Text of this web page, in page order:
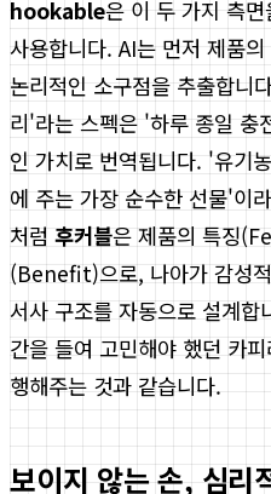
hookable은 이 두 가지 측
사용합니다. AI는 먼저 제품
논리적인 소구점을 추출합
리'라는 스펙은 '하루 종일 충
인 가치로 번역됩니다. '유기
에 주는 가장 순수한 선물'이
처럼 후커블은 제품의 특징
(Benefit)으로, 나아가 감성
서사 구조를 자동으로 설계
간을 들여 고민해야 했던 카
행해주는 것과 같습니다.
보이지 않는 손, 심리